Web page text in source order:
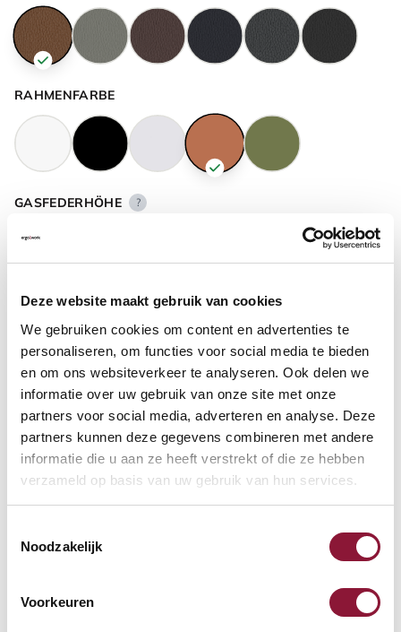
Deze website maakt gebruik van cookies
We gebruiken cookies om content en advertenties te
personaliseren, om functies voor social media te bieden
en om ons websiteverkeer te analyseren. Ook delen we
informatie over uw gebruik van onze site met onze
partners voor social media, adverteren en analyse. Deze
partners kunnen deze gegevens combineren met andere
informatie die u aan ze heeft verstrekt of die ze hebben
verzameld op basis van uw gebruik van hun services.
Noodzakelijk
Voorkeuren
RAHMENFARBE
GASFEDERHÖHE ?
FUSSRING ?
FUSSRING AUS POLIERTEM ALUMINIUM ?
Verfügbar